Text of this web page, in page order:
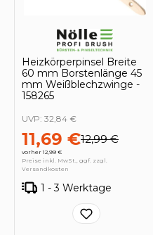
Heizkörperpinsel Breite
60 mm Borstenlänge 45
mm Weißblechzwinge -
158265
11,69 €12,99 €
vorher 12,99 €
UVP: 32,84 €
Preise inkl. MwSt., ggf. zzgl.
Versandkosten
1 - 3 Werktage